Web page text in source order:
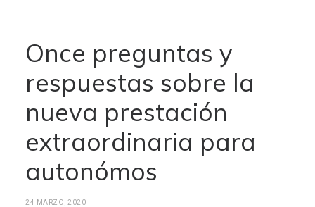
Once preguntas y
respuestas sobre la
nueva prestación
extraordinaria para
autonómos
24 MARZO, 2020